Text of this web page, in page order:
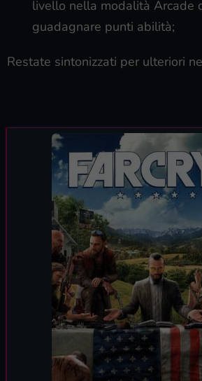
livello nella modalità Arcade
guadagnare punti abilità;
Restate sintonizzati per ulteriori